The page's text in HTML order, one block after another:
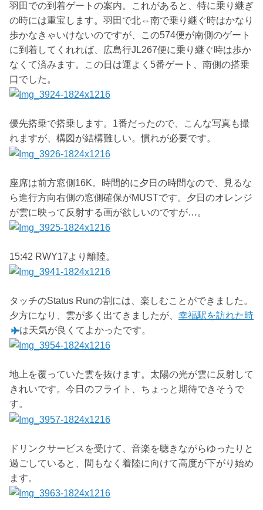
羽田での到着ゲートの案内。これがあると、特に乗り継ぎ
の時には重宝します。羽田で北⇔南で乗り継ぐ時はかなり
歩かなきゃいけないのですが、この574便が南側のゲート
に到着してくれれば、広島行JL267便に乗り継ぐ時は歩か
なくて済みます。この日は運よく5番ゲート、南側の搭乗
口でした。
優先搭乗で搭乗します。1番だったので、こんな写真も撮
れますが、構図が結構難しい。慣れが必要です。
座席は前方窓側16K。時間的に夕日の時間なので、見るな
ら進行方向右側の窓側確保がMUSTです。夕日のオレンジ
が雲に映って反射する画が欲しいのですが…。
15:42 RWY17より離陸。
タッチのStatus Runの割には、楽しむことができました。
夕方になり、雲が多く出てきましたが、 幸福駅を訪れた時
は天気が良くてよかったです。
地上を覆っていた雲を抜けます。太陽の光が雲に反射して
きれいです。今日のフライト、ちょっと期待できそうで
す。
ドリンクサービスを受けて、音楽を聴きながらゆったりと
過ごしていると、間もなく着陸に向けて高度が下がり始め
ます。